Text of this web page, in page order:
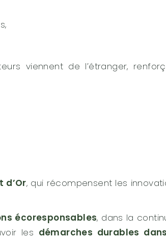
viennent de l’étranger,
d’Or, qui récompensent les
écoresponsables, dans la
les démarches durables